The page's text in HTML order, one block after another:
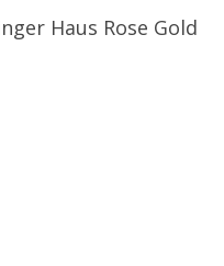
Haus Rose Gold